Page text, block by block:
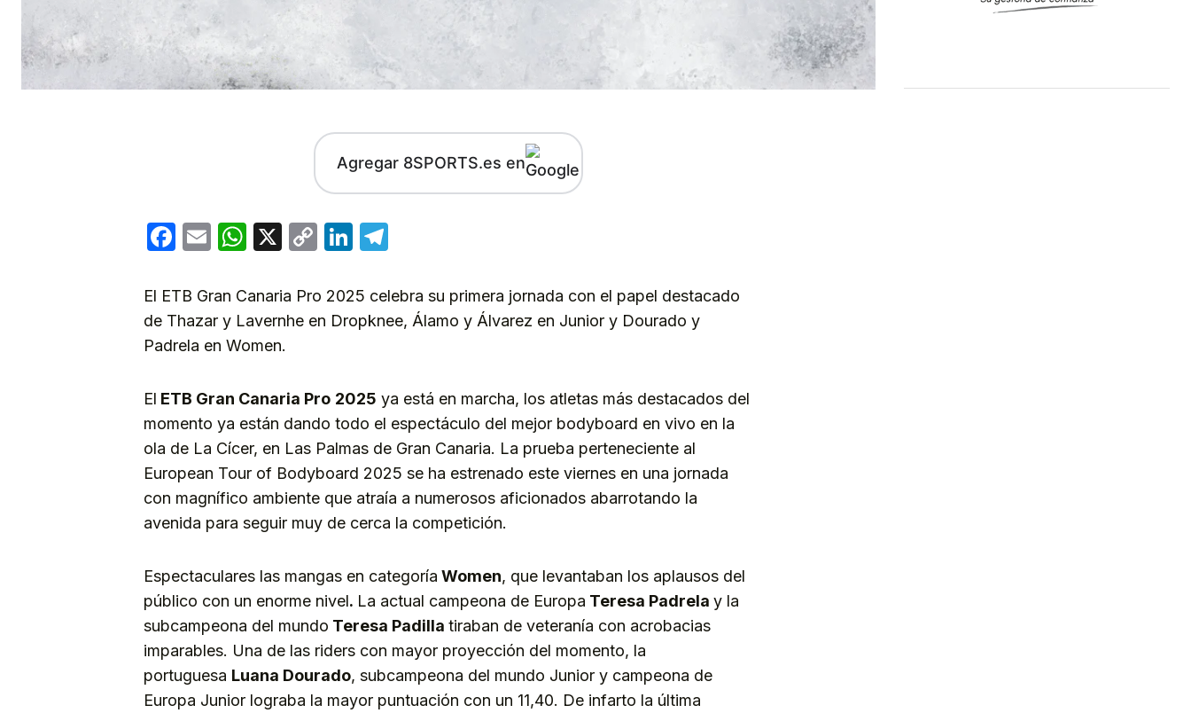
Agregar 8SPORTS.es en
Facebook
EmailWhatsApp
X
CopyLinkedIn
El ETB Gran Canaria Pro 2025 celebra su primera jornada con el papel destacado
de Thazar y Lavernhe en Dropknee, Álamo y Álvarez en Junior y Dourado y
Padrela en Women.
El ETB Gran Canaria Pro 2025 ya está en marcha, los atletas más destacados del
momento ya están dando todo el espectáculo del mejor bodyboard en vivo en la
ola de La Cícer, en Las Palmas de Gran Canaria. La prueba perteneciente al
European Tour of Bodyboard 2025 se ha estrenado este viernes en una jornada
con magnífico ambiente que atraía a numerosos aficionados abarrotando la
avenida para seguir muy de cerca la competición.
Espectaculares las mangas en categoría Women, que levantaban los aplausos del
público con un enorme nivel. La actual campeona de Europa Teresa Padrela y la
subcampeona del mundo Teresa Padilla tiraban de veteranía con acrobacias
imparables. Una de las riders con mayor proyección del momento, la
portuguesa Luana Dourado, subcampeona del mundo Junior y campeona de
Europa Junior lograba la mayor puntuación con un 11,40. De infarto la última